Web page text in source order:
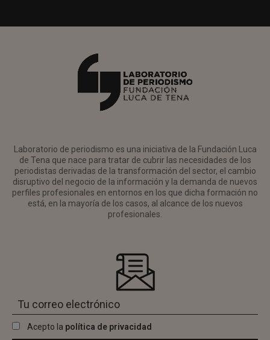
Laboratorio de periodismo es una iniciativa de la Fundación Luca
de Tena que nace para tratar de cubrir las necesidades de los
periodistas derivadas de la transformación del sector, el cambio
disruptivo del negocio de la información y la demanda de nuevos
perfiles profesionales en entornos en los que dicha formación no
está, en la mayoría de los casos, al alcance de los nuevos
profesionales.
Acepto la política de privacidad